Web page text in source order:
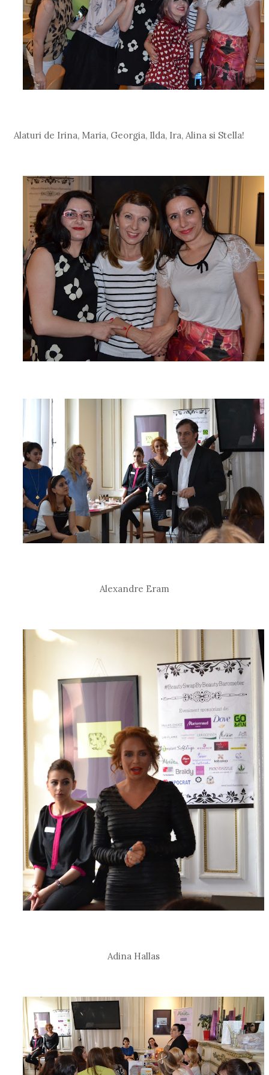
Alaturi de Irina, Maria, Georgia, Ilda, Ira, Alina si Stella!
Alexandre Eram
Adina Hallas